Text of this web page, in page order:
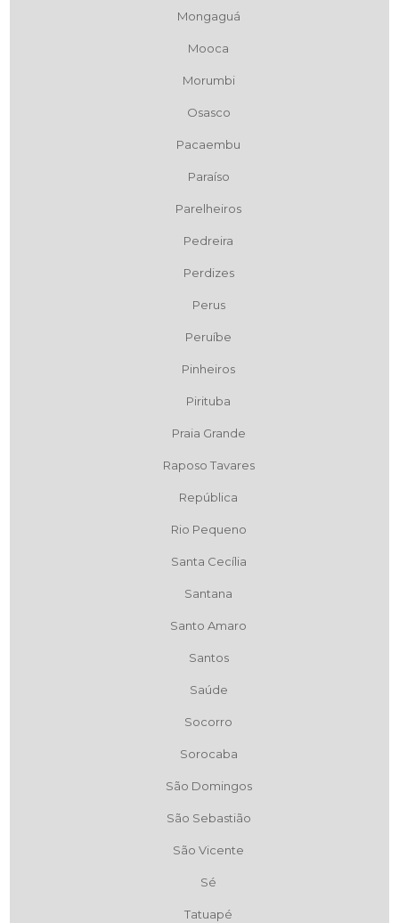
Mongaguá
Mooca
Morumbi
Osasco
Pacaembu
Paraíso
Parelheiros
Pedreira
Perdizes
Perus
Peruíbe
Pinheiros
Pirituba
Praia Grande
Raposo Tavares
República
Rio Pequeno
Santa Cecília
Santana
Santo Amaro
Santos
Saúde
Socorro
Sorocaba
São Domingos
São Sebastião
São Vicente
Sé
Tatuapé